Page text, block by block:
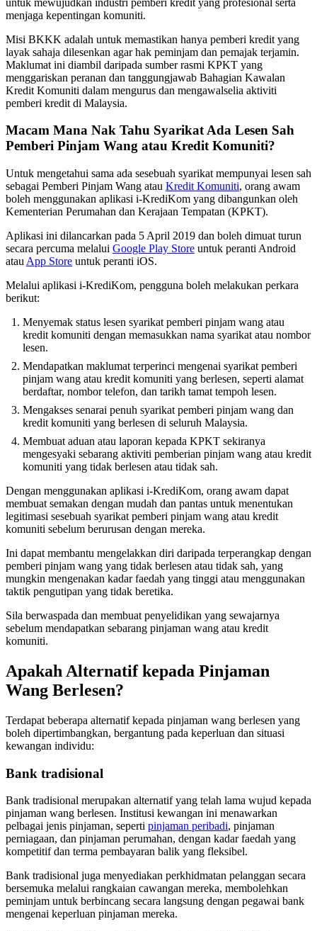
menjaga kepentingan komuniti.
Misi BKKK adalah untuk memastikan hanya pemberi kredit yang
layak sahaja dilesenkan agar hak peminjam dan pemajak terjamin.
Maklumat ini diambil daripada sumber rasmi KPKT yang
menggariskan peranan dan tanggungjawab Bahagian Kawalan
Kredit Komuniti dalam mengurus dan mengawalselia aktiviti
pemberi kredit di Malaysia.
Macam Mana Nak Tahu Syarikat Ada Lesen Sah
Pemberi Pinjam Wang atau Kredit Komuniti?
Untuk mengetahui sama ada sesebuah syarikat mempunyai lesen sah
sebagai Pemberi Pinjam Wang atau Kredit Komuniti, orang awam
boleh menggunakan aplikasi i-KrediKom yang dibangunkan oleh
Kementerian Perumahan dan Kerajaan Tempatan (KPKT).
Aplikasi ini dilancarkan pada 5 April 2019 dan boleh dimuat turun
secara percuma melalui Google Play Store untuk peranti Android
atau App Store untuk peranti iOS.
Melalui aplikasi i-KrediKom, pengguna boleh melakukan perkara
berikut:
Menyemak status lesen syarikat pemberi pinjam wang atau
kredit komuniti dengan memasukkan nama syarikat atau nombor
lesen.
Mendapatkan maklumat terperinci mengenai syarikat pemberi
pinjam wang atau kredit komuniti yang berlesen, seperti alamat
berdaftar, nombor telefon, dan tarikh tamat tempoh lesen.
Mengakses senarai penuh syarikat pemberi pinjam wang dan
kredit komuniti yang berlesen di seluruh Malaysia.
Membuat aduan atau laporan kepada KPKT sekiranya
mengesyaki sebarang aktiviti pemberian pinjam wang atau kredit
komuniti yang tidak berlesen atau tidak sah.
Dengan menggunakan aplikasi i-KrediKom, orang awam dapat
membuat semakan dengan mudah dan pantas untuk menentukan
legitimasi sesebuah syarikat pemberi pinjam wang atau kredit
komuniti sebelum berurusan dengan mereka.
Ini dapat membantu mengelakkan diri daripada terperangkap dengan
pemberi pinjam wang yang tidak berlesen atau tidak sah, yang
mungkin mengenakan kadar faedah yang tinggi atau menggunakan
taktik pengutipan yang tidak beretika.
Sila berwaspada dan membuat penyelidikan yang sewajarnya
sebelum mendapatkan sebarang pinjaman wang atau kredit
komuniti.
Apakah Alternatif kepada Pinjaman
Wang Berlesen?
Terdapat beberapa alternatif kepada pinjaman wang berlesen yang
boleh dipertimbangkan, bergantung pada keperluan dan situasi
kewangan individu:
Bank tradisional
Bank tradisional merupakan alternatif yang telah lama wujud kepada
pinjaman wang berlesen. Institusi kewangan ini menawarkan
pelbagai jenis pinjaman, seperti pinjaman peribadi, pinjaman
perniagaan, dan pinjaman perumahan, dengan kadar faedah yang
kompetitif dan terma pembayaran balik yang fleksibel.
Bank tradisional juga menyediakan perkhidmatan pelanggan secara
bersemuka melalui rangkaian cawangan mereka, membolehkan
peminjam untuk berbincang secara langsung dengan pegawai bank
mengenai keperluan pinjaman mereka.